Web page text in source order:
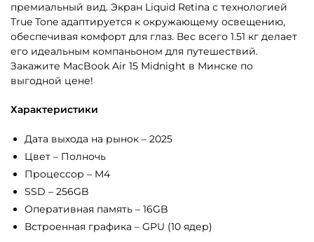
премиальный вид. Экран Liquid Retina с технологией
True Tone адаптируется к окружающему освещению,
обеспечивая комфорт для глаз. Вес всего 1.51 кг делает
его идеальным компаньоном для путешествий.
Закажите MacBook Air 15 Midnight в Минске по
выгодной цене!
Характеристики
Дата выхода на рынок – 2025
Цвет – Полночь
Процессор – M4
SSD – 256GB
Оперативная память – 16GB
Встроенная графика – GPU (10 ядер)